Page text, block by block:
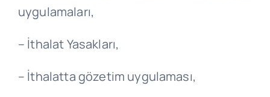
uygulamaları,
– İthalat Yasakları,
– İthalatta gözetim uygulaması,